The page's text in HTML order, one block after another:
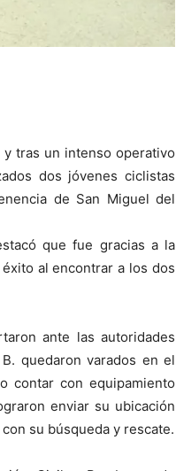
y tras un intenso operativo
dos jóvenes ciclistas
de San Miguel del
que fue gracias a la
al encontrar a los dos
ante las autoridades
quedaron varados en el
contar con equipamiento
enviar su ubicación
su búsqueda y rescate.